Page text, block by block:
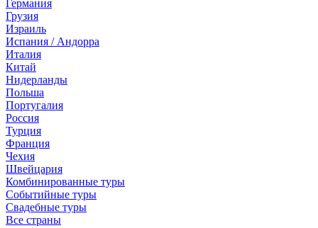
Германия
Грузия
Израиль
Испания / Андорра
Италия
Китай
Нидерланды
Польша
Португалия
Россия
Турция
Франция
Чехия
Швейцария
Комбинированные туры
Событийные туры
Свадебные туры
Все страны